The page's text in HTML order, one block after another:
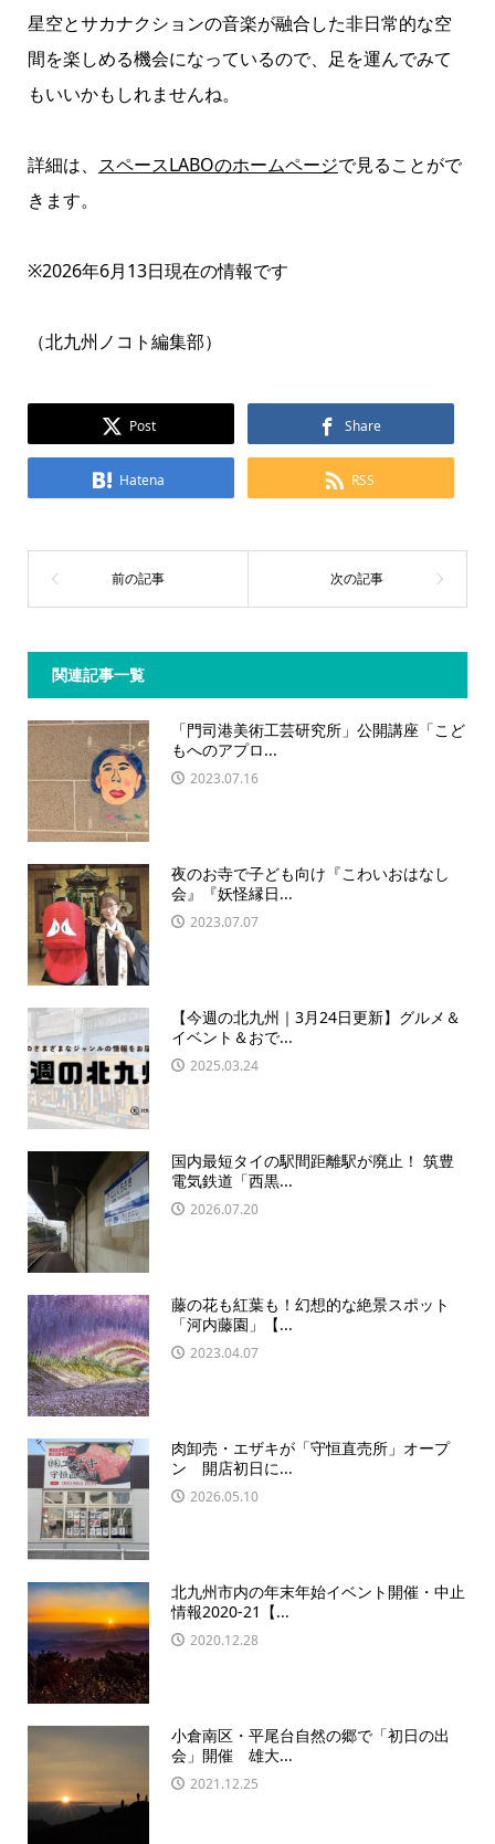
星空とサカナクションの音楽が融合した非日常的な空
間を楽しめる機会になっているので、足を運んでみて
もいいかもしれませんね。
詳細は、 スペースLABOのホームページで見ることがで
きます。
※2026年6月13日現在の情報です
（北九州ノコト編集部）
Post Share
Hatena RSS
関連記事一覧
「門司港美術工芸研究所」公開講座「こど
もへのアプロ...
2023.07.16
夜のお寺で子ども向け『こわいおはなし
会』『妖怪縁日...
2023.07.07
【今週の北九州｜3月24日更新】グルメ＆
イベント＆おで...
2025.03.24
国内最短タイの駅間距離駅が廃止！ 筑豊
電気鉄道「西黒...
2026.07.20
藤の花も紅葉も！幻想的な絶景スポット
「河内藤園」【...
2023.04.07
肉卸売・エザキが「守恒直売所」オープ
ン 開店初日に...
2026.05.10
北九州市内の年末年始イベント開催・中止
情報2020-21【...
2020.12.28
小倉南区・平尾台自然の郷で「初日の出
会」開催 雄大...
2021.12.25